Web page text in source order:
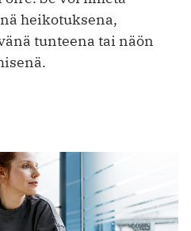
heikotuksena,
tunteena tai näön